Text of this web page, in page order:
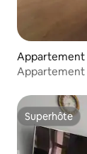
Appartement
Appartement
Superhôte
Superhôte